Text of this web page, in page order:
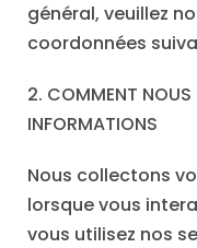
général, veuillez
coordonnées
2. COMMENT
INFORMATIONS
Nous collectons
lorsque vous
vous utilisez nos